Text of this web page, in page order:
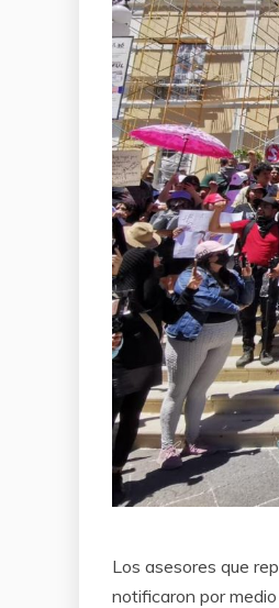
Los asesores que
notificaron por